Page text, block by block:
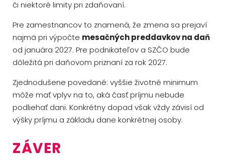
či niektoré limity pri zdaňovaní.
Pre zamestnancov to znamená, že zmena sa prejaví
najmä pri výpočte mesačných preddavkov na daň
od januára 2027. Pre podnikateľov a SZČO bude
dôležitá pri daňovom priznaní za rok 2027.
Zjednodušene povedané: vyššie životné minimum
môže mať vplyv na to, aká časť príjmu nebude
podliehať dani. Konkrétny dopad však vždy závisí od
výšky príjmu a základu dane konkrétnej osoby.
ZÁVER